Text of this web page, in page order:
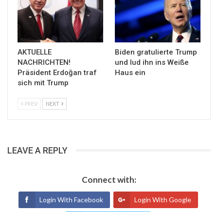
AKTUELLE
NACHRICHTEN!
Präsident Erdoğan traf
sich mit Trump
Biden gratulierte Trump
und lud ihn ins Weiße
Haus ein
PREV NEXT
LEAVE A REPLY
Connect with:
Login With Facebook Login With Google